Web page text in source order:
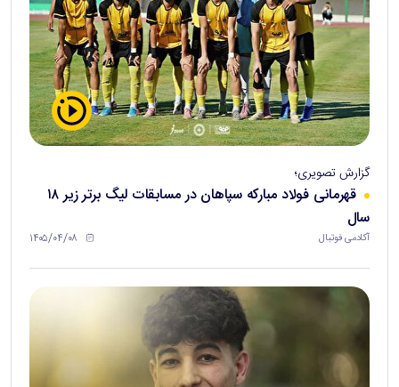
گزارش تصویری؛
قهرمانی فولاد مبارکه سپاهان در مسابقات لیگ برتر زیر ۱۸
سال
آکادمی فوتبال ۱۴۰۵/۰۴/۰۸